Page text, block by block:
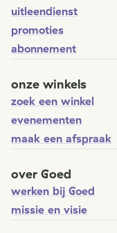
uitleendienst
promoties
abonnement
onze winkels
zoek een winkel
evenementen
maak een afspraak
over Goed
werken bij Goed
missie en visie